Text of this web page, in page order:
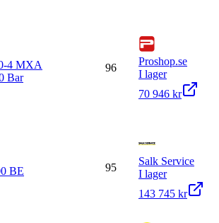
4 MXA
Bar
96
Proshop.se
I lager
70 946 kr
BE
95
Salk Service
I lager
143 745 kr